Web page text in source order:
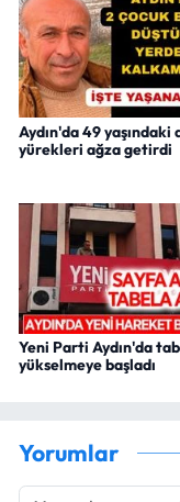
Aydın'da 49 yaşındaki
yürekleri ağza getirdi
Yeni Parti Aydın'da
yükselmeye başladı
Yorumlar